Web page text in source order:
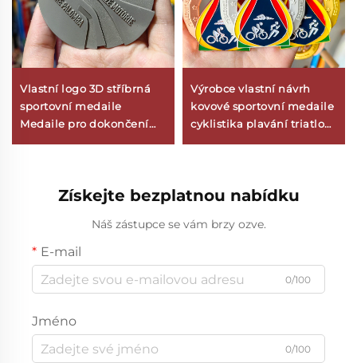
Vlastní logo 3D stříbrná
sportovní medaile
Medaile pro dokončení
Výrobce vlastní návrh
kovové sportovní medaile
cyklistika plavání triatlon
Získejte bezplatnou nabídku
Náš zástupce se vám brzy ozve.
E-mail
0/100
Jméno
0/100